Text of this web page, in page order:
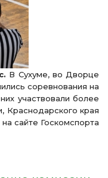
В Сухуме, во Дворце
соревнования на
участвовали более
Краснодарского края
сайте Госкомспорта